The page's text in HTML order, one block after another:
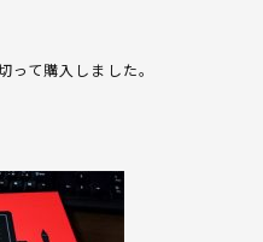
って購入しました。